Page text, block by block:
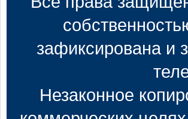
зафиксирована и
Незаконное